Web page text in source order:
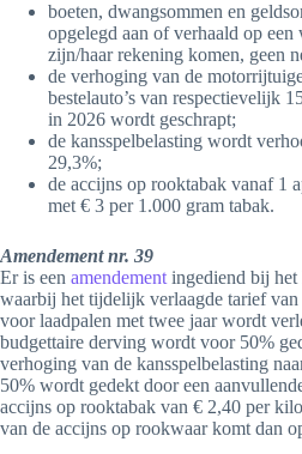
boeten, dwangsommen en
opgelegd aan of verhaald op
zijn/haar rekening komen, geen
de verhoging van de
bestelauto’s van respectievelijk
in 2026 wordt geschrapt;
de kansspelbelasting wordt
29,3%;
de accijns op rooktabak vanaf 1
met € 3 per 1.000 gram tabak.
Amendement nr. 39
Er is een amendement ingediend bij
waarbij het tijdelijk verlaagde tarief van
voor laadpalen met twee jaar wordt
budgettaire derving wordt voor 50%
verhoging van de kansspelbelasting
50% wordt gedekt door een
accijns op rooktabak van € 2,40 per
van de accijns op rookwaar komt dan